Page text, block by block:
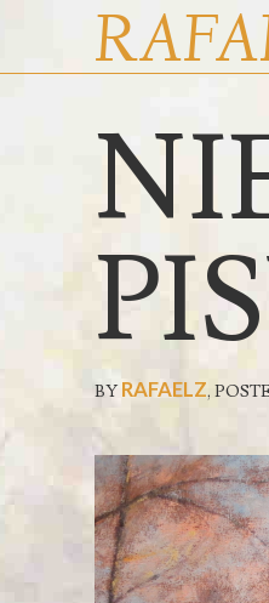
BY RAFAELZ,